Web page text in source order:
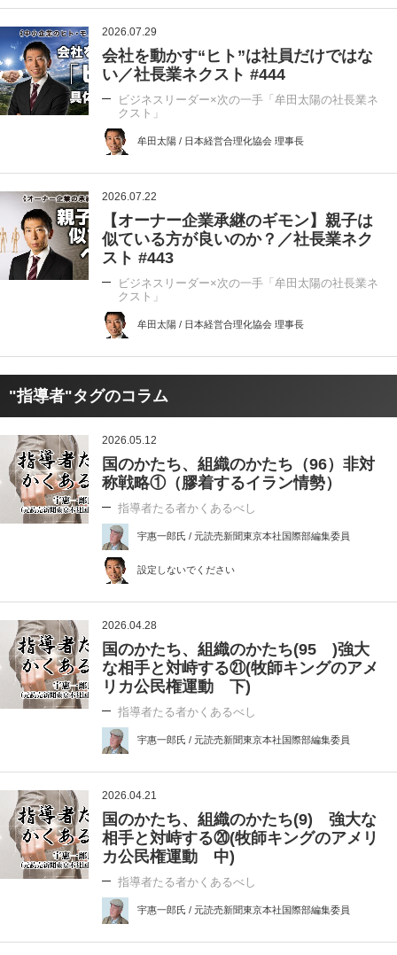
2026.07.29
会社を動かす“ヒト”は社員だけではな
い／社長業ネクスト #444
ビジネスリーダー×次の一手「牟田太陽の社長業ネ
クスト」
牟田太陽 / 日本経営合理化協会 理事長
2026.07.22
【オーナー企業承継のギモン】親子は
似ている方が良いのか？／社長業ネク
スト #443
ビジネスリーダー×次の一手「牟田太陽の社長業ネ
クスト」
牟田太陽 / 日本経営合理化協会 理事長
"指導者"タグのコラム
2026.05.12
国のかたち、組織のかたち（96）非対
称戦略①（膠着するイラン情勢）
指導者たる者かくあるべし
宇惠一郎氏 / 元読売新聞東京本社国際部編集委員
設定しないでください
2026.04.28
国のかたち、組織のかたち(95 )強大
な相手と対峙する㉑(牧師キングのアメ
リカ公民権運動 下)
指導者たる者かくあるべし
宇惠一郎氏 / 元読売新聞東京本社国際部編集委員
2026.04.21
国のかたち、組織のかたち(9) 強大な
相手と対峙する⑳(牧師キングのアメリ
カ公民権運動 中)
指導者たる者かくあるべし
宇惠一郎氏 / 元読売新聞東京本社国際部編集委員